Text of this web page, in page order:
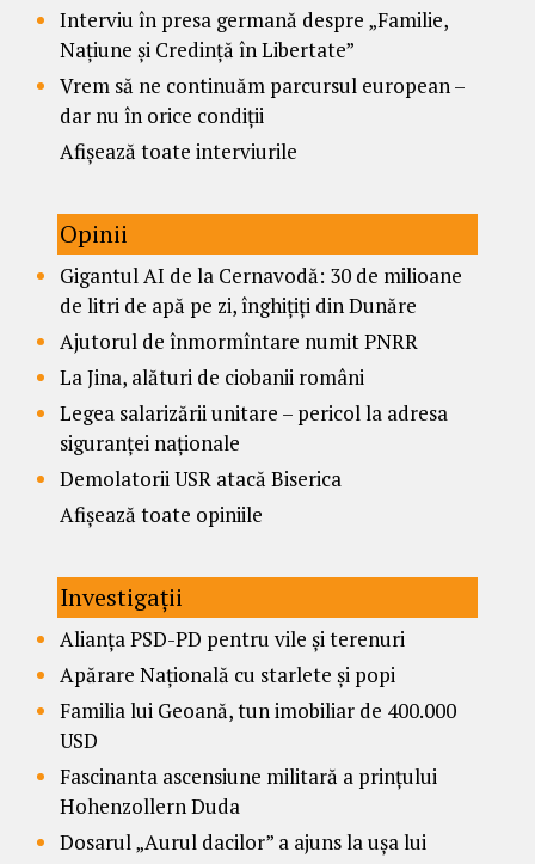
Interviu în presa germană despre „Familie,
Națiune și Credință în Libertate”
Vrem să ne continuăm parcursul european –
dar nu în orice condiții
Afișează toate interviurile
Opinii
Gigantul AI de la Cernavodă: 30 de milioane
de litri de apă pe zi, înghițiți din Dunăre
Ajutorul de înmormîntare numit PNRR
La Jina, alături de ciobanii români
Legea salarizării unitare – pericol la adresa
siguranței naționale
Demolatorii USR atacă Biserica
Afișează toate opiniile
Investigații
Alianța PSD-PD pentru vile și terenuri
Apărare Națională cu starlete și popi
Familia lui Geoană, tun imobiliar de 400.000
USD
Fascinanta ascensiune militară a prințului
Hohenzollern Duda
Dosarul „Aurul dacilor” a ajuns la ușa lui